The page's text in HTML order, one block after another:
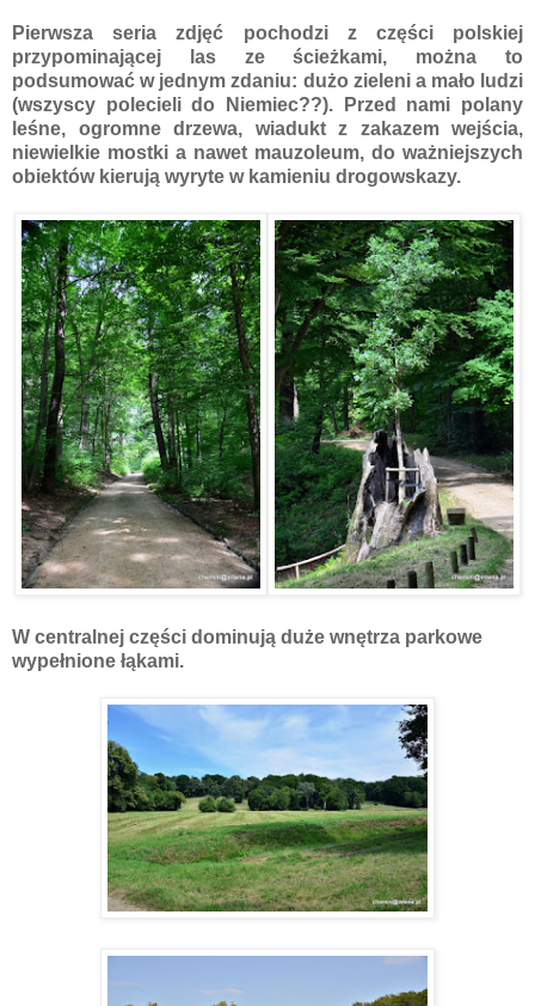
Pierwsza seria zdjęć pochodzi z części polskiej
przypominającej las ze ścieżkami, można to
podsumować w jednym zdaniu: dużo zieleni a mało ludzi
(wszyscy polecieli do Niemiec??). Przed nami polany
leśne, ogromne drzewa, wiadukt z zakazem wejścia,
niewielkie mostki a nawet mauzoleum, do ważniejszych
obiektów kierują wyryte w kamieniu drogowskazy.
W centralnej części dominują duże wnętrza parkowe
wypełnione łąkami.